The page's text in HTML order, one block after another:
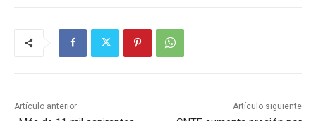
Artículo anterior Artículo siguiente